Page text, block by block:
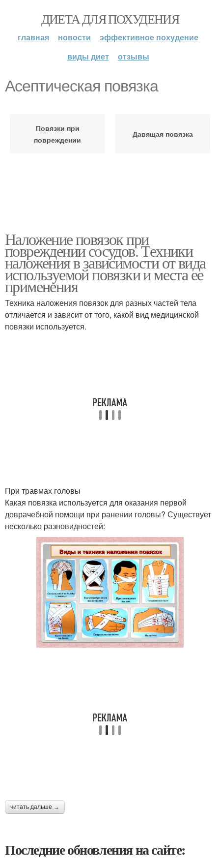
ДИЕТА ДЛЯ ПОХУДЕНИЯ
главная новости
эффективное похудение
виды диет
отзывы
Асептическая повязка
Повязки при
повреждении
Давящая повязка
Наложение повязок при
повреждении сосудов. Техники
наложения в зависимости от вида
используемой повязки и места ее
применения
Техника наложения повязок для разных частей тела
отличается и зависит от того, какой вид медицинской
повязки используется.
При травмах головы
Какая повязка используется для оказания первой
доврачебной помощи при ранении головы? Существует
несколько разновидностей:
читать дальше →
Последние обновления на сайте: